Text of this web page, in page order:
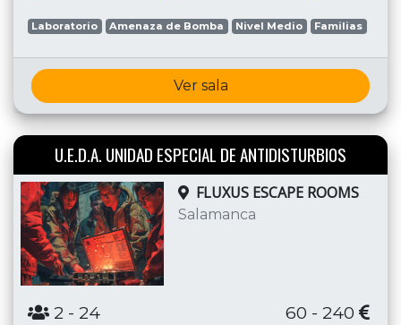
Laboratorio Amenaza de Bomba Nivel Medio Familias
Ver sala
U.E.D.A. UNIDAD ESPECIAL DE ANTIDISTURBIOS
FLUXUS ESCAPE ROOMS
Salamanca
2 - 24 60 - 240